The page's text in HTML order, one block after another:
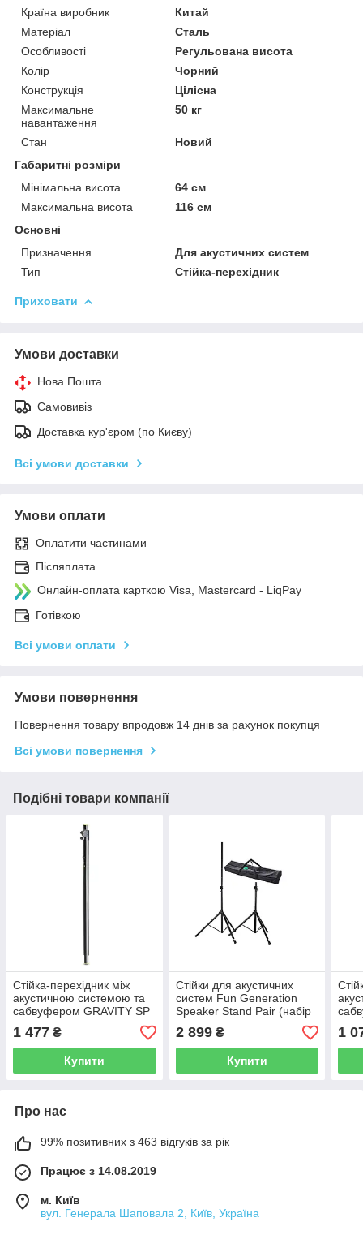
Країна виробник
Китай
Матеріал
Сталь
Особливості
Регульована висота
Колір
Чорний
Конструкція
Цілісна
Максимальне
навантаження
50 кг
Стан
Новий
Габаритні розміри
Мінімальна висота
64 см
Максимальна висота
116 см
Основні
Призначення
Для акустичних систем
Тип
Стійка-перехідник
Приховати
Умови доставки
Нова Пошта
Самовивіз
Доставка кур'єром (по Києву)
Всі умови доставки
Умови оплати
Оплатити частинами
Післяплата
Онлайн-оплата карткою Visa, Mastercard - LiqPay
Готівкою
Всі умови оплати
Умови повернення
Повернення товару впродовж 14 днів за рахунок покупця
Всі умови повернення
Подібні товари компанії
Стійка-перехідник між
акустичною системою та
сабвуфером GRAVITY SP
3332 B
1 477 ₴
Купити
Стійки для акустичних
систем Fun Generation
Speaker Stand Pair (набір
2 шт + чохол)
2 899₴
Купити
1
Про нас
99% позитивних з 463 відгуків за рік
Працює з 14.08.2019
м. Київ
вул. Генерала Шаповала 2, Київ, Україна